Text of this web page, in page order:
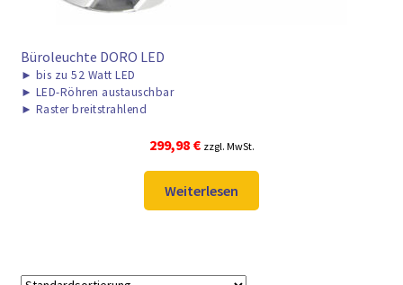
Büroleuchte DORO LED
► bis zu 52 Watt LED
► LED-Röhren austauschbar
► Raster breitstrahlend
299,98 € zzgl. MwSt.
Weiterlesen